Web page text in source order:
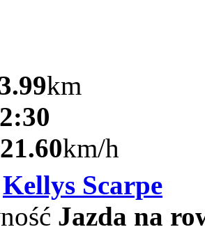
km
21.60km/h
Kellys Scarpe
Jazda na